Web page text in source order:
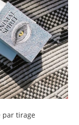
par tirage